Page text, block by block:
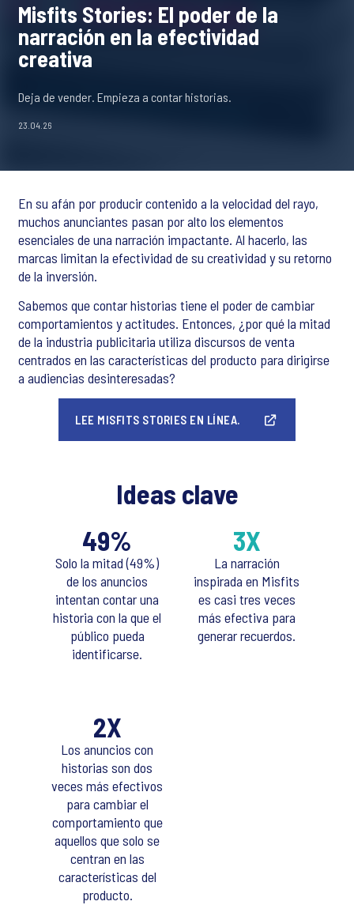
Misfits Stories: El poder de la
narración en la efectividad
creativa
Deja de vender. Empieza a contar historias.
23.04.26
En su afán por producir contenido a la velocidad del rayo,
muchos anunciantes pasan por alto los elementos
esenciales de una narración impactante. Al hacerlo, las
marcas limitan la efectividad de su creatividad y su retorno
de la inversión.
Sabemos que contar historias tiene el poder de cambiar
comportamientos y actitudes. Entonces, ¿por qué la mitad
de la industria publicitaria utiliza discursos de venta
centrados en las características del producto para dirigirse
a audiencias desinteresadas?
LEE MISFITS STORIES EN LÍNEA.
Ideas clave
49%
Solo la mitad (49%)
de los anuncios
intentan contar una
historia con la que el
público pueda
identificarse.
3X
La narración
inspirada en Misfits
es casi tres veces
más efectiva para
generar recuerdos.
2X
Los anuncios con
historias son dos
veces más efectivos
para cambiar el
comportamiento que
aquellos que solo se
centran en las
características del
producto.